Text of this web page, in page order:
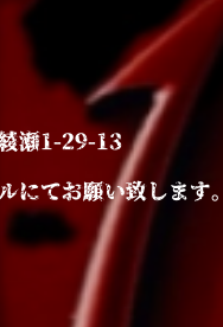
瀬1-29-13
てお願い致します。